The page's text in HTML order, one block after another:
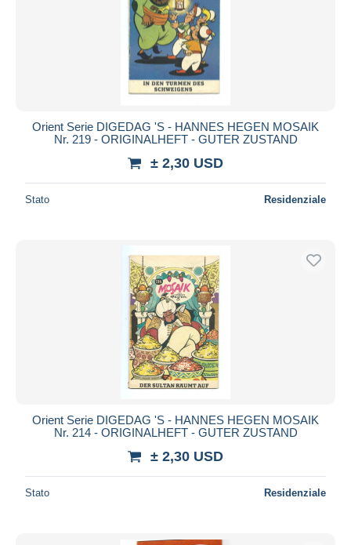
Orient Serie DIGEDAG 'S - HANNES HEGEN MOSAIK
Nr. 219 - ORIGINALHEFT - GUTER ZUSTAND
± 2,30 USD
Stato Residenziale
Orient Serie DIGEDAG 'S - HANNES HEGEN MOSAIK
Nr. 214 - ORIGINALHEFT - GUTER ZUSTAND
± 2,30 USD
Stato Residenziale